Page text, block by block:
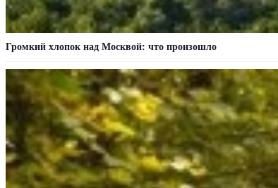
Громкий хлопок над Москвой: что произошло